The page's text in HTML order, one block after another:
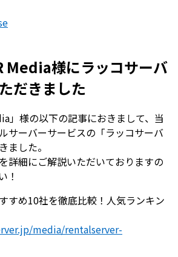
Media様にラッコサーバ
だきました
」様の以下の記事におきまして、当
サーバーサービスの「ラッコサーバ
ました。
詳細にご解説いただいておりますの
！
すめ10社を徹底比較！人気ランキン
media/rentalserver-